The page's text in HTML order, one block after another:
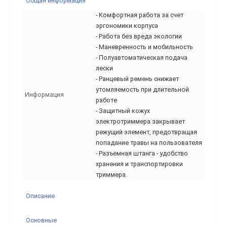
Информация
- Комфортная работа за счет
эргономики корпуса
- Работа без вреда экологии
- Маневренность и мобильность
- Полуавтоматическая подача
лески
- Ранцевый ремень снижает
утомляемость при длительной
работе
- Защитный кожух
электротриммера закрывает
режущий элемент, предотвращая
попадание травы на пользователя
- Разъемная штанга - удобство
хранения и транспортировки
триммера.
Описание
Основные